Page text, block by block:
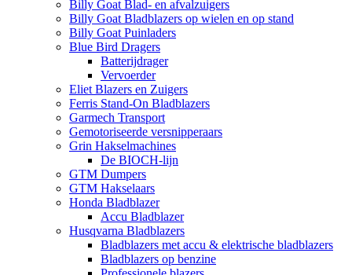
Billy Goat Blad- en afvalzuigers
Billy Goat Bladblazers op wielen en op stand
Billy Goat Puinladers
Blue Bird Dragers
Batterijdrager
Vervoerder
Eliet Blazers en Zuigers
Ferris Stand-On Bladblazers
Garmech Transport
Gemotoriseerde versnipperaars
Grin Hakselmachines
De BIOCH-lijn
GTM Dumpers
GTM Hakselaars
Honda Bladblazer
Accu Bladblazer
Husqvarna Bladblazers
Bladblazers met accu & elektrische bladblazers
Bladblazers op benzine